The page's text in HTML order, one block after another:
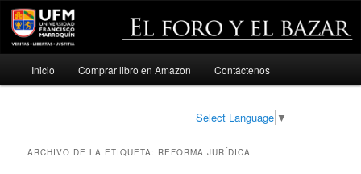
Ir
Ir
Inicio Comprar libro en Amazon Contáctenos
Select Language ▼
ARCHIVO DE LA ETIQUETA: REFORMA JURÍDICA